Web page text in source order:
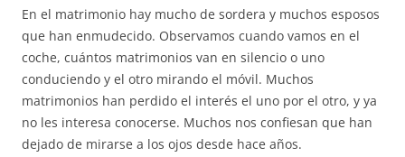
En el matrimonio hay mucho de sordera y muchos esposos
que han enmudecido. Observamos cuando vamos en el
coche, cuántos matrimonios van en silencio o uno
conduciendo y el otro mirando el móvil. Muchos
matrimonios han perdido el interés el uno por el otro, y ya
no les interesa conocerse. Muchos nos confiesan que han
dejado de mirarse a los ojos desde hace años.